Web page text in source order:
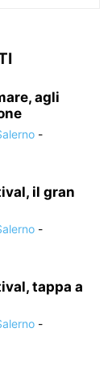
agli
-
il gran
-
tappa a
-